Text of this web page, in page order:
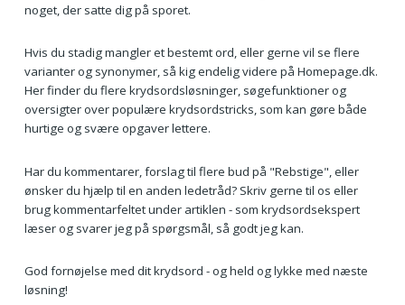
noget, der satte dig på sporet.
Hvis du stadig mangler et bestemt ord, eller gerne vil se flere
varianter og synonymer, så kig endelig videre på Homepage.dk.
Her finder du flere krydsordsløsninger, søgefunktioner og
oversigter over populære krydsordstricks, som kan gøre både
hurtige og svære opgaver lettere.
Har du kommentarer, forslag til flere bud på "Rebstige", eller
ønsker du hjælp til en anden ledetråd? Skriv gerne til os eller
brug kommentarfeltet under artiklen - som krydsordsekspert
læser og svarer jeg på spørgsmål, så godt jeg kan.
God fornøjelse med dit krydsord - og held og lykke med næste
løsning!